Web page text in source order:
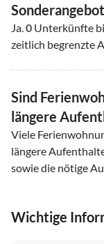
Ja.0 Unterkünfte
zeitlich begrenzte
Sind
längere
Viele
längere
sowie die nötige
Wichtige